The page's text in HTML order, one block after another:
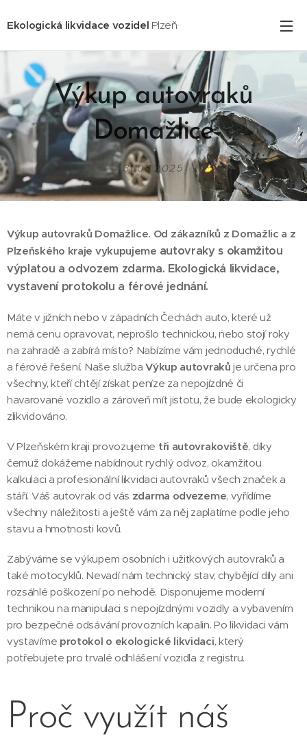
Ekologická likvidace vozidel Plzeň
Výkup autovraků
Domažlice
31.03.2025
Výkup autovraků Domažlice. Od zákazníků z Domažlic a z
Plzeňského kraje vykupujeme autovraky s okamžitou
výplatou a odvozem zdarma. Ekologická likvidace,
vystavení protokolu a férové jednání.
Máte v jižních nebo v západních Čechách auto, které už
nemá cenu opravovat, neprošlo technickou, nebo stojí roky
na zahradě a zabírá místo? Nabízíme vám jednoduché, rychlé
a férové řešení. Naše službaVýkup autovraků je určena pro
všechny, kteří chtějí získat peníze za nepojízdné či
havarované vozidlo a zároveň mít jistotu, že bude ekologicky
zlikvidováno.
V Plzeňském kraji provozujeme tři autovrakoviště, díky
čemuž dokážeme nabídnout rychlý odvoz, okamžitou
kalkulaci a profesionální likvidaci autovraků všech značek a
stáří. Váš autovrak od vás zdarma odvezeme, vyřídíme
všechny náležitosti a ještě vám za něj zaplatíme podle jeho
stavu a hmotnosti kovů.
Zabýváme se výkupem osobních i užitkových autovraků a
také motocyklů. Nevadí nám technický stav, chybějící díly ani
rozsáhlé poškození po nehodě. Disponujeme moderní
technikou na manipulaci s nepojízdnými vozidly a vybavením
pro bezpečné odsávání provozních kapalin. Po likvidaci vám
vystavíme protokol o ekologické likvidaci, který
potřebujete pro trvalé odhlášení vozidla z registru.
Proč využít náš